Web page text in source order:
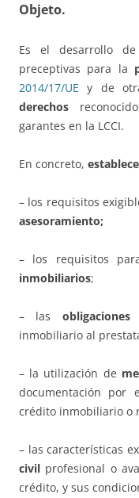
Objeto.
Es el desarrollo
preceptivas para la
2014/17/UE y de
derechos
garantes en la LCCI.
En concreto,
– los requisitos
asesoramiento;
– los requisitos
inmobiliarios;
– las
inmobiliario al
– la utilización de
documentación por
crédito inmobiliario o
– las características
civil profesional o
crédito, y sus